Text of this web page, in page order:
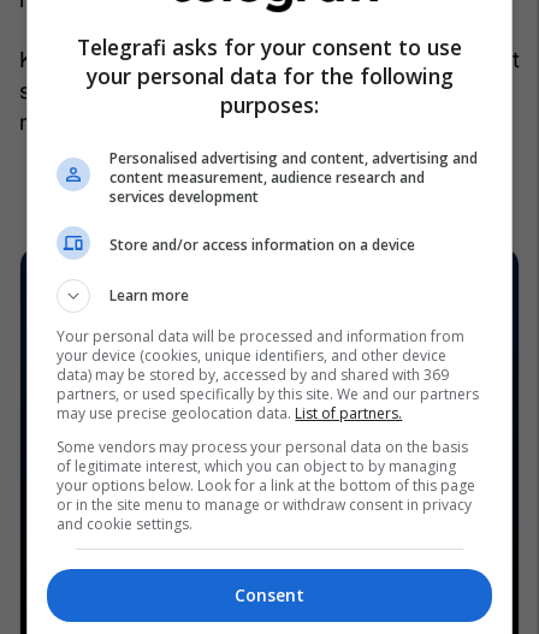
Kësisoj, të tre skuadrat që e nisën sezonin me plot
shpresë po e mbyllin në mënyrën më të keqe të
mundshme./
Telegrafi/
Telegrafi asks for your consent to use
your personal data for the following
purposes:
Personalised advertising and content, advertising and
content measurement, audience research and
services development
Store and/or access information on a device
Learn more
Your personal data will be processed and information from
your device (cookies, unique identifiers, and other device
data) may be stored by, accessed by and shared with 369
partners, or used specifically by this site. We and our partners
may use precise geolocation data. List of partners.
Some vendors may process your personal data on the basis
of legitimate interest, which you can object to by managing
your options below. Look for a link at the bottom of this page
or in the site menu to manage or withdraw consent in privacy
and cookie settings.
Consent